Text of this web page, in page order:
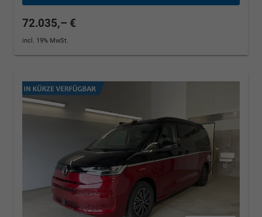
72.035,– €
incl. 19% MwSt.